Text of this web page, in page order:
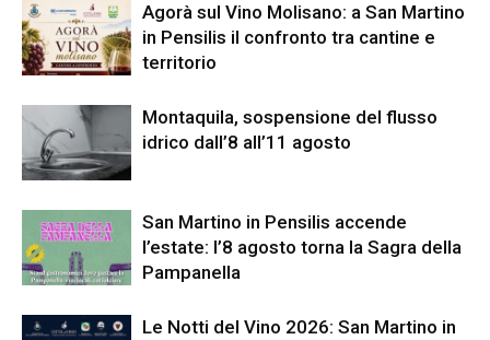
Agorà sul Vino Molisano: a San Martino
in Pensilis il confronto tra cantine e
territorio
Montaquila, sospensione del flusso
idrico dall’8 all’11 agosto
San Martino in Pensilis accende
l’estate: l’8 agosto torna la Sagra della
Pampanella
Le Notti del Vino 2026: San Martino in